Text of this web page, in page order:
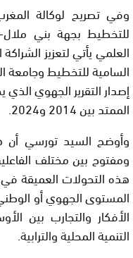
وفي تصريح لوكالة
للتخطيط بجهة بني
العلمي يأتي لتعزيز
السامية للتخطيط وجامعة
إصدار التقرير الجهوي الذي
الممتد بين 2014 و2024.
وأوضح السيد تورسي
ومفتوح بين مختلف
هذه التحولات العميقة
المستوى الجهوي أو
الأفكار والتجارب بين
التنمية المحلية والترابية.